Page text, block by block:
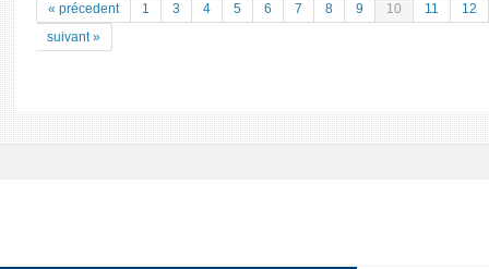
« précedent 1 3 4 5 6 7 8 9 10 11
12
suivant »